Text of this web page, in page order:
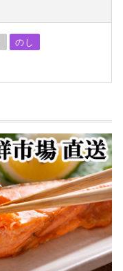
のし